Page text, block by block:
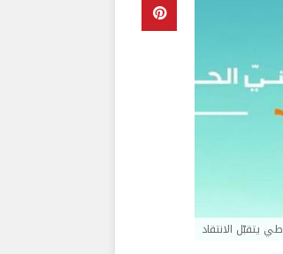
يتقبّل الانتقاد